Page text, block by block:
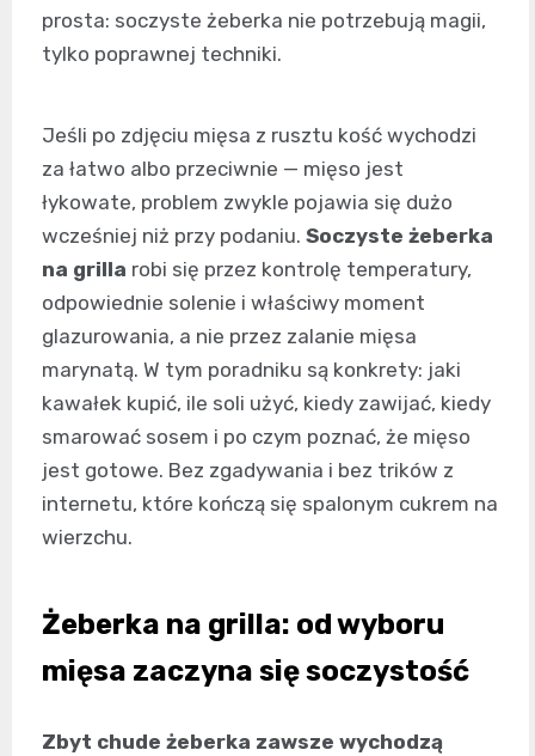
prosta: soczyste żeberka nie potrzebują magii,
tylko poprawnej techniki.
Jeśli po zdjęciu mięsa z rusztu kość wychodzi
za łatwo albo przeciwnie — mięso jest
łykowate, problem zwykle pojawia się dużo
wcześniej niż przy podaniu. Soczyste żeberka
na grilla robi się przez kontrolę temperatury,
odpowiednie solenie i właściwy moment
glazurowania, a nie przez zalanie mięsa
marynatą. W tym poradniku są konkrety: jaki
kawałek kupić, ile soli użyć, kiedy zawijać, kiedy
smarować sosem i po czym poznać, że mięso
jest gotowe. Bez zgadywania i bez trików z
internetu, które kończą się spalonym cukrem na
wierzchu.
Żeberka na grilla: od wyboru
mięsa zaczyna się soczystość
Zbyt chude żeberka zawsze wychodzą